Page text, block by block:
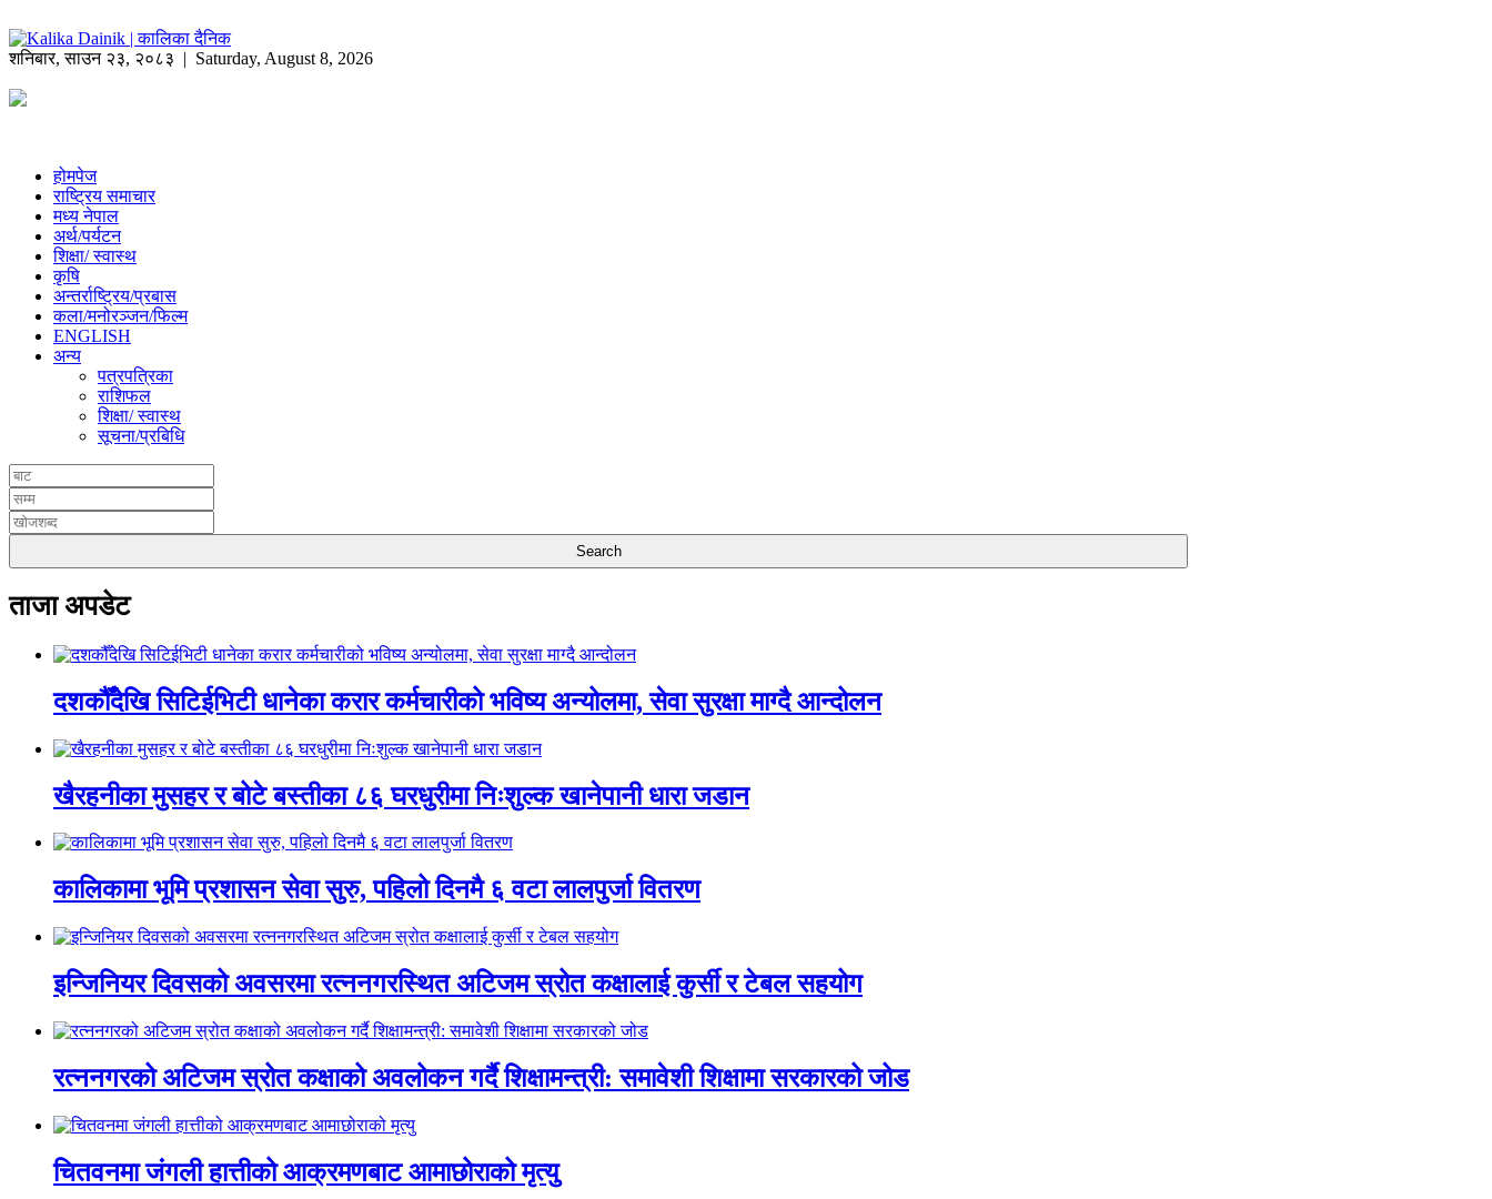
शनिबार,साउन २३, २०८३ | Saturday, August 8, 2026
होमपेज
राष्ट्रिय समाचार
मध्य नेपाल
अर्थ/पर्यटन
शिक्षा/ स्वास्थ
कृषि
अन्तर्राष्ट्रिय/प्रबास
कला/मनोरञ्जन/फिल्म
ENGLISH
अन्य
पत्रपत्रिका
राशिफल
शिक्षा/ स्वास्थ
सूचना/प्रबिधि
ताजा अपडेट
दशकौँदेखि सिटिईभिटी धानेका करार कर्मचारीको भविष्य अन्योलमा, सेवा सुरक्षा माग्दै आन्दोलन
खैरहनीका मुसहर र बोटे बस्तीका ८६ घरधुरीमा निःशुल्क खानेपानी धारा जडान
कालिकामा भूमि प्रशासन सेवा सुरु, पहिलो दिनमै ६ वटा लालपुर्जा वितरण
इन्जिनियर दिवसको अवसरमा रत्ननगरस्थित अटिजम स्रोत कक्षालाई कुर्सी र टेबल सहयोग
रत्ननगरको अटिजम स्रोत कक्षाको अवलोकन गर्दै शिक्षामन्त्री: समावेशी शिक्षामा सरकारको जोड
चितवनमा जंगली हात्तीको आक्रमणबाट आमाछोराको मृत्यु